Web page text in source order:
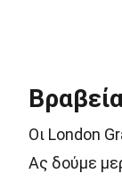
Οι London
Ας δούμε